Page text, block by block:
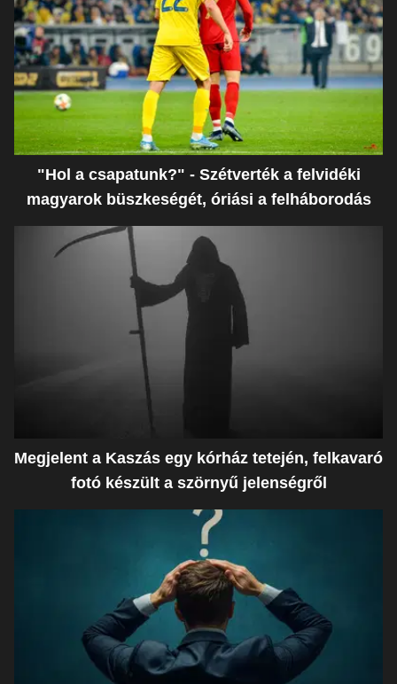
"Hol a csapatunk?" - Szétverték a felvidéki
magyarok büszkeségét, óriási a felháborodás
Megjelent a Kaszás egy kórház tetején, felkavaró
fotó készült a szörnyű jelenségről